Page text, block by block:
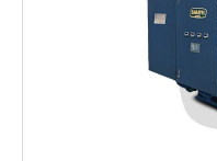
بانک، بیمه و سرمایه